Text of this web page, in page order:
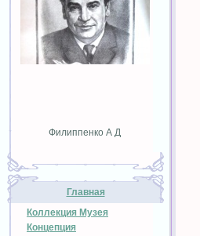
Филиппенко А Д
Главная
Коллекция Музея
Концепция